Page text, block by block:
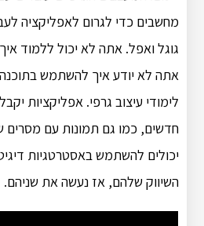
מחשבים כדי לגרום לאפליקציה
גוגל ואפל. אתה לא יכול ללמוד
אתה לא יודע איך להשתמש
לימודי עיצוב גרפי. אפליקציות
חדשים, כמו גם תמונות עם מסרים
יכולים להשתמש באסטרטגיות
השיווק שלהם, אז נעשה את שניהם.